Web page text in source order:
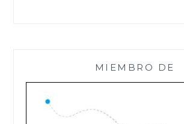
MIEMBRO DE